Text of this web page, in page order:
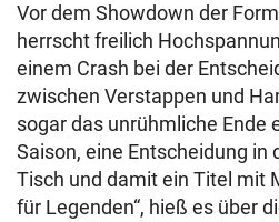
Vor dem Showdown der
herrscht freilich
einem Crash bei der
zwischen Verstappen und
sogar das unrühmliche Ende
Saison, eine Entscheidung in
Tisch und damit ein Titel mit
für Legenden“, hieß es über